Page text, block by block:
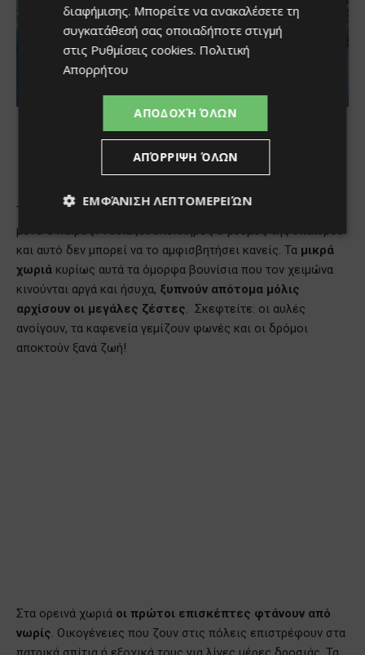
διαφήμισης. Μπορείτε να ανακαλέσετε τη
συγκατάθεσή σας οποιαδήποτε στιγμή
στις Ρυθμίσεις cookies. Πολιτική
Απορρήτου
ΑΠΟΔΟΧΉ ΌΛΩΝ
ΑΠΌΡΡΙΨΗ ΌΛΩΝ
ΕΜΦΆΝΙΣΗ ΛΕΠΤΟΜΕΡΕΙΏΝ